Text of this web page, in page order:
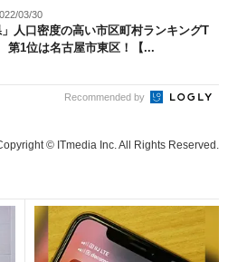
03/30
」人口密度の高い市区町村ランキングT
1位は名古屋市東区！【...
Recommended by
© ITmedia Inc. All Rights Reserved.